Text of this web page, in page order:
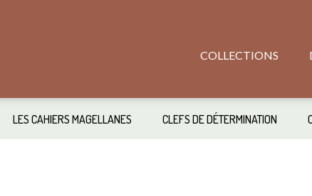
COLLECTIONS
LES CAHIERS MAGELLANES CLEFS DE DÉTERMINATION